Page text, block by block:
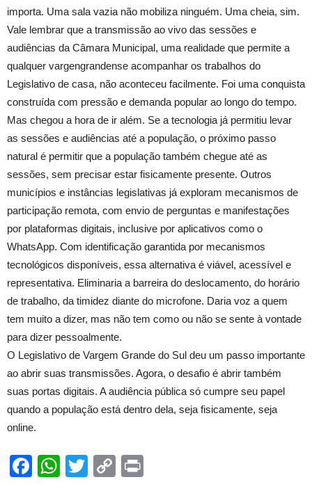
importa. Uma sala vazia não mobiliza ninguém. Uma cheia, sim.
Vale lembrar que a transmissão ao vivo das sessões e
audiências da Câmara Municipal, uma realidade que permite a
qualquer vargengrandense acompanhar os trabalhos do
Legislativo de casa, não aconteceu facilmente. Foi uma conquista
construída com pressão e demanda popular ao longo do tempo.
Mas chegou a hora de ir além. Se a tecnologia já permitiu levar
as sessões e audiências até a população, o próximo passo
natural é permitir que a população também chegue até as
sessões, sem precisar estar fisicamente presente. Outros
municípios e instâncias legislativas já exploram mecanismos de
participação remota, com envio de perguntas e manifestações
por plataformas digitais, inclusive por aplicativos como o
WhatsApp. Com identificação garantida por mecanismos
tecnológicos disponíveis, essa alternativa é viável, acessível e
representativa. Eliminaria a barreira do deslocamento, do horário
de trabalho, da timidez diante do microfone. Daria voz a quem
tem muito a dizer, mas não tem como ou não se sente à vontade
para dizer pessoalmente.
O Legislativo de Vargem Grande do Sul deu um passo importante
ao abrir suas transmissões. Agora, o desafio é abrir também
suas portas digitais. A audiência pública só cumpre seu papel
quando a população está dentro dela, seja fisicamente, seja
online.
Facebook
WhatsApp
TwitterCopy